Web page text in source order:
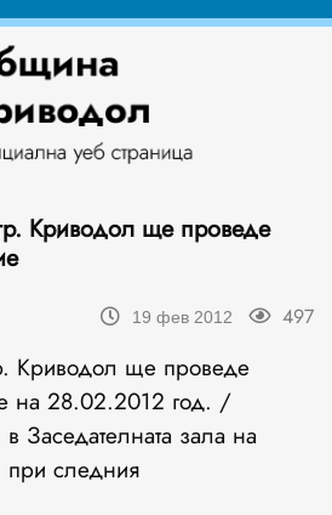
Криводол ще проведе
19 фев 2012 497
Криводол ще проведе
на 28.02.2012 год. /
Заседателната зала на
следния